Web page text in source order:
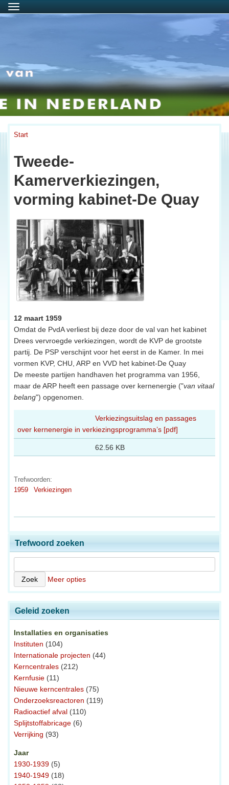
Menu
Start
Tweede-
Kamerverkiezingen,
vorming kabinet-De Quay
12 maart 1959
Omdat de PvdA verliest bij deze door de val van het kabinet
Drees vervroegde verkiezingen, wordt de KVP de grootste
partij. De PSP verschijnt voor het eerst in de Kamer. In mei
vormen KVP, CHU, ARP en VVD het kabinet-De Quay
De meeste partijen handhaven het programma van 1956,
maar de ARP heeft een passage over kernenergie ("van vitaal
belang") opgenomen.
Verkiezingsuitslag en passages
over kernenergie in verkiezingsprogramma’s [pdf]
62.56 KB
Trefwoorden:
1959
Verkiezingen
Trefwoord zoeken
Meer opties
Geleid zoeken
Installaties en organisaties
Instituten (104)
Internationale projecten (44)
Kerncentrales (212)
Kernfusie (11)
Nieuwe kerncentrales (75)
Onderzoeksreactoren (119)
Radioactief afval (110)
Splijtstoffabricage (6)
Verrijking (93)
Jaar
1930-1939 (5)
1940-1949 (18)